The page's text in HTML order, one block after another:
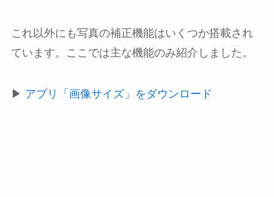
これ以外にも写真の補正機能はいくつか搭載され
ています。ここでは主な機能のみ紹介しました。
▶ アプリ「画像サイズ」をダウンロード